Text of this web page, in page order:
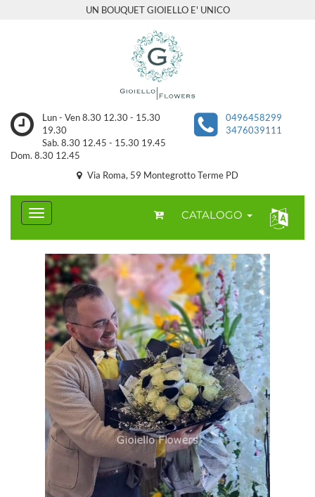
UN BOUQUET GIOIELLO E' UNICO
Lun - Ven 8.30 12.30 - 15.30
19.30
Sab. 8.30 12.45 - 15.30 19.45
Dom. 8.30 12.45
0496458299
3476039111
Via Roma, 59 Montegrotto Terme PD
CATALOGO